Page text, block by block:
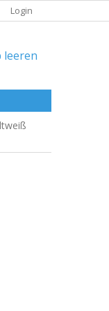
Login
leeren